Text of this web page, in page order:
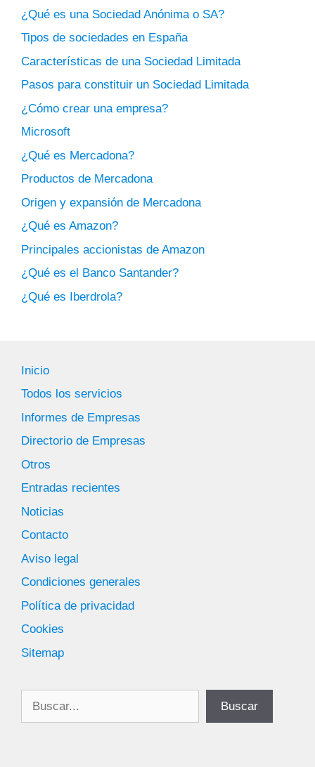
¿Qué es una Sociedad Anónima o SA?
Tipos de sociedades en España
Características de una Sociedad Limitada
Pasos para constituir un Sociedad Limitada
¿Cómo crear una empresa?
Microsoft
¿Qué es Mercadona?
Productos de Mercadona
Origen y expansión de Mercadona
¿Qué es Amazon?
Principales accionistas de Amazon
¿Qué es el Banco Santander?
¿Qué es Iberdrola?
Inicio
Todos los servicios
Informes de Empresas
Directorio de Empresas
Otros
Entradas recientes
Noticias
Contacto
Aviso legal
Condiciones generales
Política de privacidad
Cookies
Sitemap
Buscar